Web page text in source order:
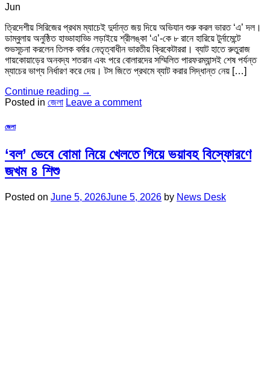
Jun
ত্রিদেশীয় সিরিজের প্রথম ম্যাচেই দুর্দান্ত জয় দিয়ে অভিযান শুরু করল ভারত ‘এ’ দল।
ডাম্বুলায় অনুষ্ঠিত হাড্ডাহাড্ডি লড়াইয়ে শ্রীলঙ্কা ‘এ’-কে ৮ রানে হারিয়ে টুর্নামেন্টে
শুভসূচনা করলেন তিলক বর্মার নেতৃত্বাধীন ভারতীয় ক্রিকেটাররা। ব্যাট হাতে রুতুরাজ
গায়কোয়াড়ের অনবদ্য শতরান এবং পরে বোলারদের সম্মিলিত পারফরম্যান্সই শেষ পর্যন্ত
ম্যাচের ভাগ্য নির্ধারণ করে দেয়। টস জিতে প্রথমে ব্যাট করার সিদ্ধান্ত নেয় […]
Continue reading →
Posted in জেলা Leave a comment
জেলা
‘বল’ ভেবে বোমা নিয়ে খেলতে গিয়ে ভয়াবহ বিস্ফোরণে
জখম ৪ শিশু
Posted on June 5, 2026June 5, 2026 by News Desk